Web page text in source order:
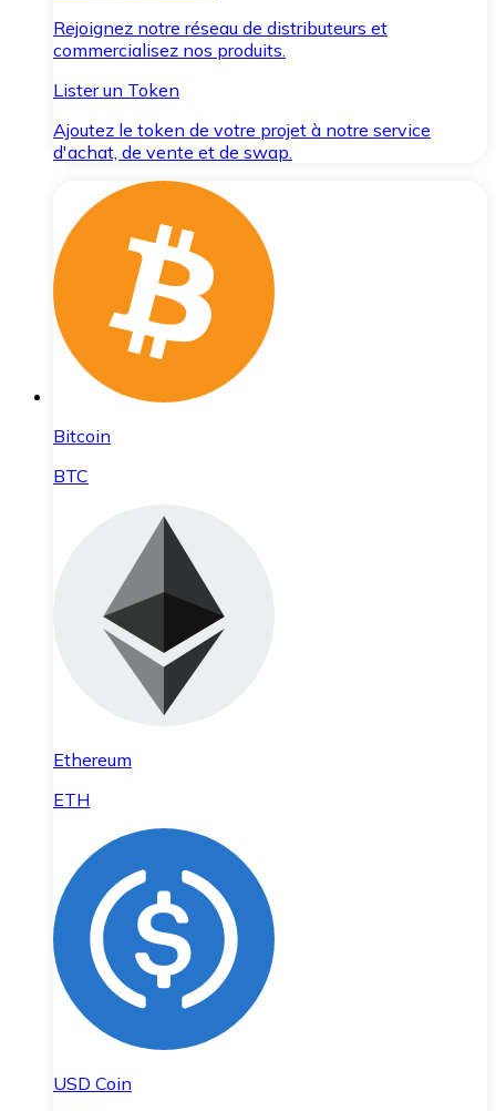
Rejoignez notre réseau de distributeurs et
commercialisez nos produits.
Lister un Token
Ajoutez le token de votre projet à notre service
d'achat, de vente et de swap.
Bitcoin
BTC
Ethereum
ETH
USD Coin